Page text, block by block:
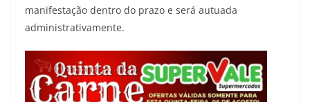
manifestação dentro do prazo e será autuada
administrativamente.